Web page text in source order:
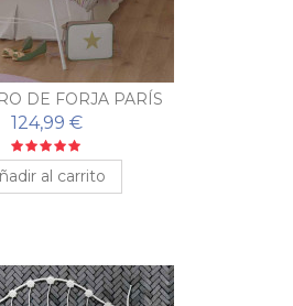
DE FORJA PARÍS
124,99 €
al carrito